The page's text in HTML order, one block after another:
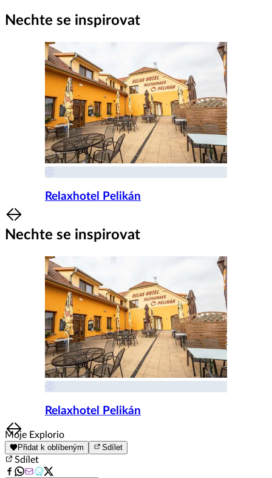
Nechte se inspirovat
Relaxhotel Pelikán
Item
1
of
Nechte se inspirovat
Relaxhotel Pelikán
Item
1
of
8
Moje Explorio
Přidat k oblíbeným Sdílet
Sdílet